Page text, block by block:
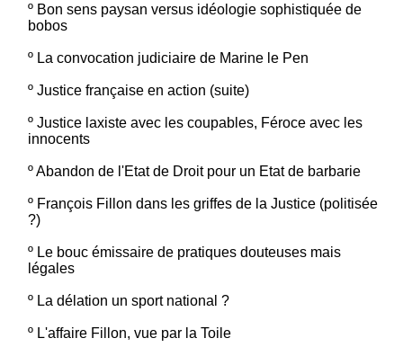
º Bon sens paysan versus idéologie sophistiquée de
bobos
º La convocation judiciaire de Marine le Pen
º Justice française en action (suite)
º Justice laxiste avec les coupables, Féroce avec les
innocents
ºAbandon de l'Etat de Droit pour un Etat de barbarie
º François Fillon dans les griffes de la Justice (politisée
?)
º Le bouc émissaire de pratiques douteuses mais
légales
º La délation un sport national ?
º L'affaire Fillon, vue par la Toile